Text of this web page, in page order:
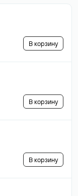
В корзину
В корзину
В корзину